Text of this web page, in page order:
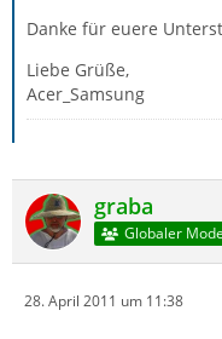
Danke für euere
Liebe Grüße,
Acer_Samsung
graba
Globaler
28. April 2011 um 11:38